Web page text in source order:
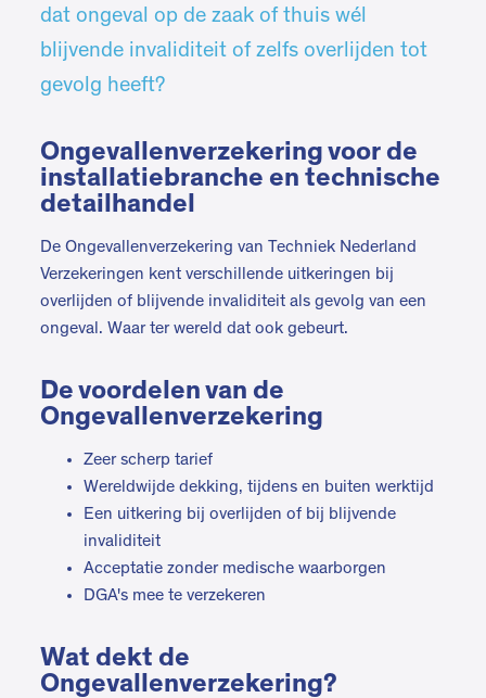
dat ongeval op de zaak of thuis wél
blijvende invaliditeit of zelfs overlijden tot
gevolg heeft?
Ongevallenverzekering voor de
installatiebranche en technische
detailhandel
De Ongevallenverzekering van Techniek Nederland
Verzekeringen kent verschillende uitkeringen bij
overlijden of blijvende invaliditeit als gevolg van een
ongeval. Waar ter wereld dat ook gebeurt.
De voordelen van de
Ongevallenverzekering
Zeer scherp tarief
Wereldwijde dekking, tijdens en buiten werktijd
Een uitkering bij overlijden of bij blijvende
invaliditeit
Acceptatie zonder medische waarborgen
DGA's mee te verzekeren
Wat dekt de
Ongevallenverzekering?